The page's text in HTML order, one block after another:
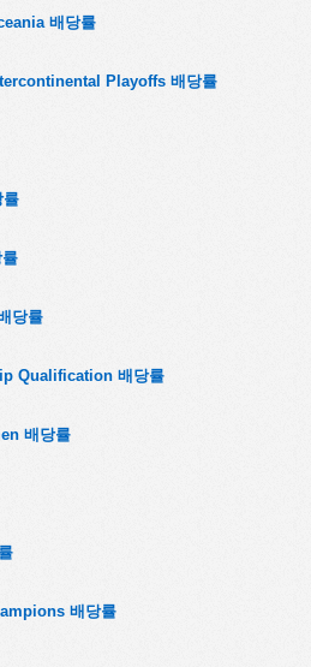
배당률
Playoffs 배당률
률
당률
Qualification 배당률
배당률
배당률